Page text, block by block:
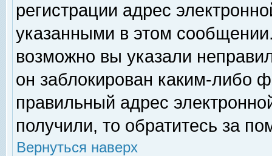
регистрации адрес
указанными в этом
возможно вы указали
он заблокирован каким-либо
правильный адрес
получили, то обратитесь за
Вернуться наверх